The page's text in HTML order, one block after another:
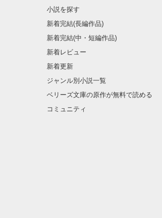
小説を探す
新着完結(長編作品)
新着完結(中・短編作品)
新着レビュー
新着更新
ジャンル別小説一覧
ベリーズ文庫の原作が無料で読める
コミュニティ